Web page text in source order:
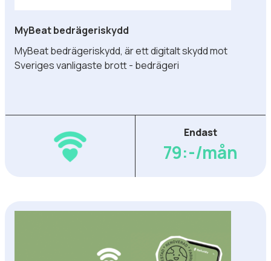
MyBeat bedrägeriskydd
MyBeat bedrägeriskydd, är ett digitalt skydd mot
Sveriges vanligaste brott - bedrägeri
Endast
79:-/mån